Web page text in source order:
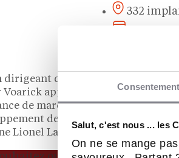
Consentement
Salut, c'est nous ... les
On ne se mange
332
dirigeant de maisons
apporte à Brioche Dorée
de marques premium. « Son
de marques iconiques
Lionel Ladouceur, CEO Monde